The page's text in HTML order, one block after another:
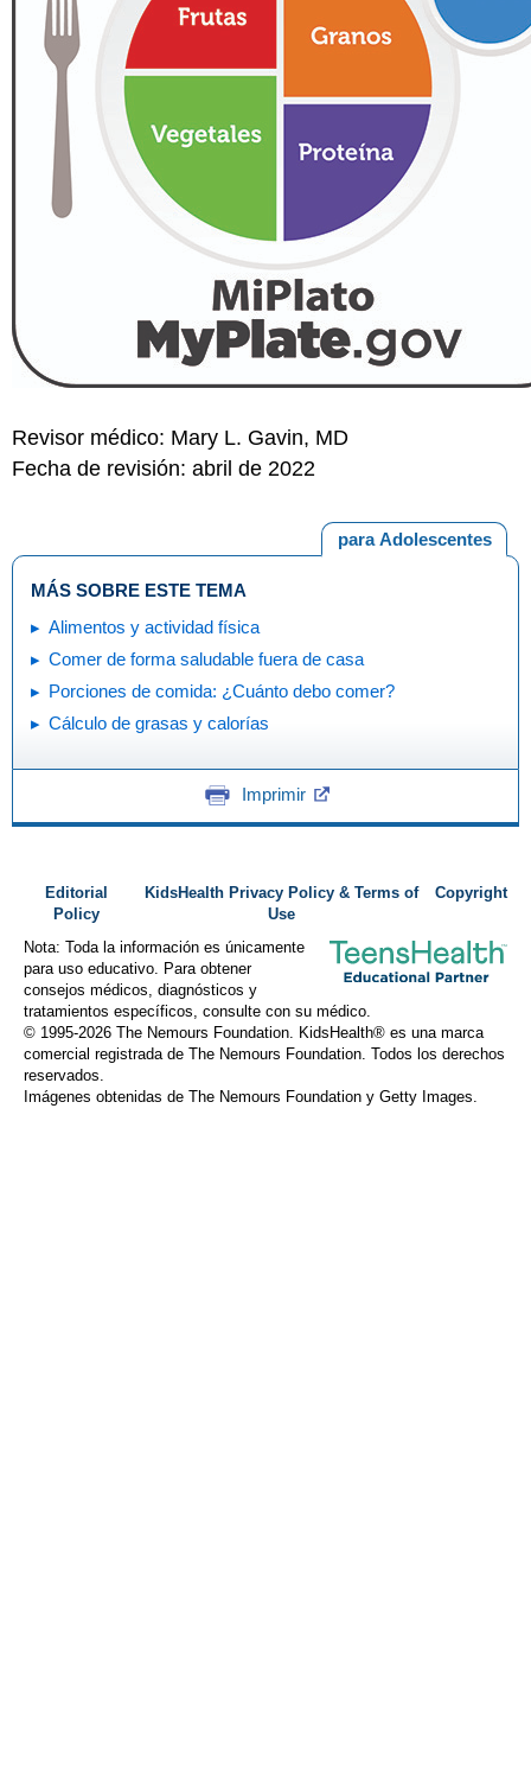
Revisor médico: Mary L. Gavin, MD
Fecha de revisión: abril de 2022
para Adolescentes
MÁS SOBRE ESTE TEMA
Alimentos y actividad física
Comer de forma saludable fuera de casa
Porciones de comida: ¿Cuánto debo comer?
Cálculo de grasas y calorías
Imprimir
Editorial
Policy
KidsHealth Privacy Policy & Terms of
Use
Copyright
Nota: Toda la información es únicamente
para uso educativo. Para obtener
consejos médicos, diagnósticos y
tratamientos específicos, consulte con su médico.
© 1995-2026 The Nemours Foundation. KidsHealth® es una marca
comercial registrada de The Nemours Foundation. Todos los derechos
reservados.
Imágenes obtenidas de The Nemours Foundation y Getty Images.